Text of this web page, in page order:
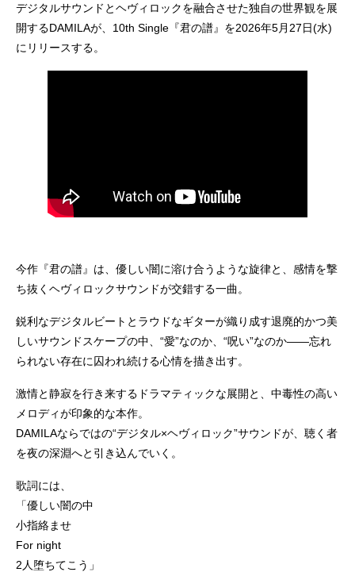
デジタルサウンドとヘヴィロックを融合させた独自の世界観を展
開するDAMILAが、10th Single『君の譜』を2026年5月27日(水)
にリリースする。
今作『君の譜』は、優しい闇に溶け合うような旋律と、感情を撃
ち抜くヘヴィロックサウンドが交錯する一曲。
鋭利なデジタルビートとラウドなギターが織り成す退廃的かつ美
しいサウンドスケープの中、“愛”なのか、“呪い”なのか――忘れ
られない存在に囚われ続ける心情を描き出す。
激情と静寂を行き来するドラマティックな展開と、中毒性の高い
メロディが印象的な本作。
DAMILAならではの“デジタル×ヘヴィロック”サウンドが、聴く者
を夜の深淵へと引き込んでいく。
歌詞には、
「優しい闇の中
小指絡ませ
For night
2人堕ちてこう」